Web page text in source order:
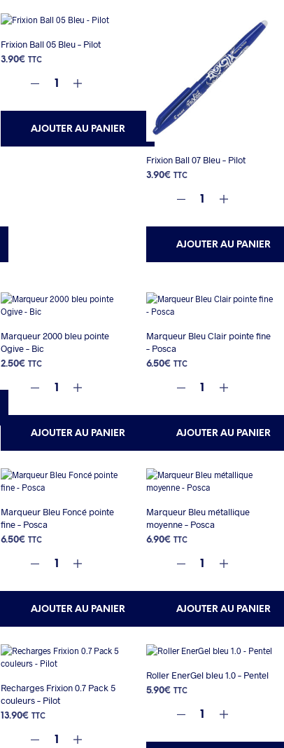
Frixion Ball 05 Bleu – Pilot
3.90€ TTC
AJOUTER AU PANIER
Frixion Ball 07 Bleu – Pilot
3.90€ TTC
AJOUTER AU PANIER
Marqueur 2000 bleu pointe
Ogive – Bic
2.50€ TTC
AJOUTER AU PANIER
Marqueur Bleu Clair pointe fine
– Posca
6.50€ TTC
AJOUTER AU PANIER
Marqueur Bleu Foncé pointe
fine – Posca
6.50€ TTC
AJOUTER AU PANIER
Marqueur Bleu métallique
moyenne – Posca
6.90€ TTC
AJOUTER AU PANIER
Recharges Frixion 0.7 Pack 5
couleurs – Pilot
13.90€ TTC
Roller EnerGel bleu 1.0 – Pentel
5.90€ TTC